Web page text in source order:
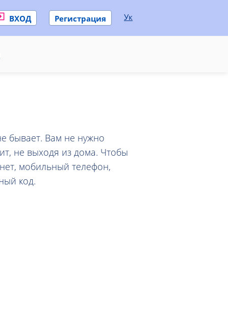
ВХОД Регистрация Ук
бывает. Вам не нужно
не выходя из дома. Чтобы
мобильный телефон,
код.